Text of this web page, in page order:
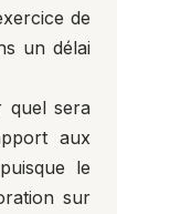
de
un délai
quel sera
aux
le
sur